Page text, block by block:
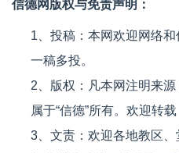
信德网版权与免责声明：
1、投稿：本网欢迎网络
一稿多投。
2、版权：凡本网注明来源
属于“信德”所有。欢迎转
3、文责：欢迎各地教区